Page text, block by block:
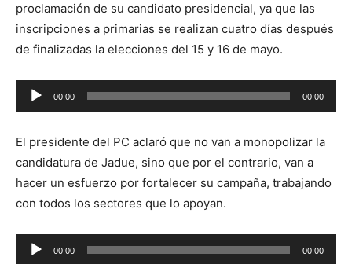
proclamación de su candidato presidencial, ya que las
inscripciones a primarias se realizan cuatro días después
de finalizadas la elecciones del 15 y 16 de mayo.
Reproductor
de
00:00 00:00
El presidente del PC aclaró que no van a monopolizar la
candidatura de Jadue, sino que por el contrario, van a
hacer un esfuerzo por fortalecer su campaña, trabajando
con todos los sectores que lo apoyan.
Reproductor
00:00 00:00